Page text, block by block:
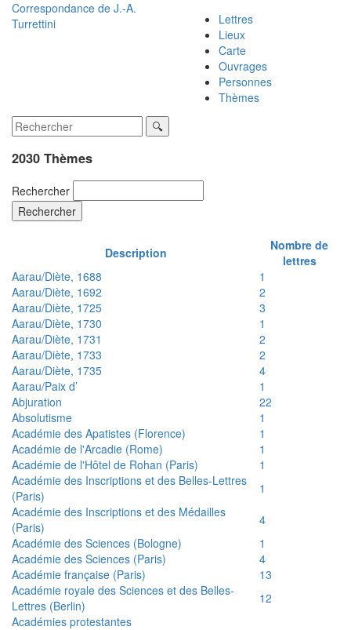
Correspondance de J.-A.
Turrettini
Lettres
Lieux
Carte
Ouvrages
Personnes
Thèmes
2030 Thèmes
Rechercher
Rechercher
Description
Nombre de
lettres
Aarau/Diète, 1688
1
Aarau/Diète, 1692
2
Aarau/Diète, 1725
3
Aarau/Diète, 1730
1
Aarau/Diète, 1731
2
Aarau/Diète, 1733
2
Aarau/Diète, 1735
4
Aarau/Paix d’
1
Abjuration
22
Absolutisme
1
Académie des Apatistes (Florence)
1
Académie de l'Arcadie (Rome)
1
Académie de l'Hôtel de Rohan (Paris)
1
Académie des Inscriptions et des Belles-Lettres
(Paris)
1
Académie des Inscriptions et des Médailles
(Paris)
4
Académie des Sciences (Bologne)
1
Académie des Sciences (Paris)
4
Académie française (Paris)
13
Académie royale des Sciences et des Belles-
Lettres (Berlin)
12
Académies protestantes